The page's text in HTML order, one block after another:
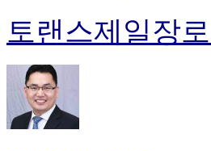
토랜스제일장